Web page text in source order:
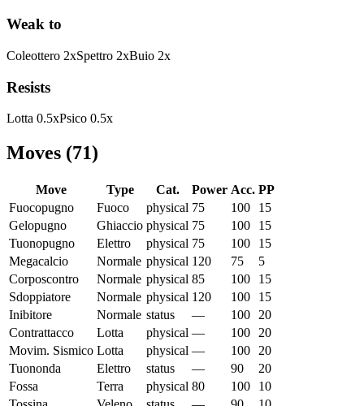
Weak to
Coleottero 2xSpettro 2xBuio 2x
Resists
Lotta 0.5xPsico 0.5x
Moves (71)
Move Type Cat. Power Acc. PP
Fuocopugno
Fuoco physical 75 100
15
Gelopugno
Ghiaccio physical 75 100
15
Tuonopugno
Elettro physical 75 100
15
Megacalcio
Normale physical 120 75
5
Corposcontro
Normale physical 85 100
15
Sdoppiatore
Normale physical 120 100
15
Inibitore
Normale status — 100
20
Contrattacco
Lotta physical — 100
20
Movim. Sismico Lotta physical — 100
20
Tuononda
Elettro status — 90
20
Fossa
Terra physical 80 100
10